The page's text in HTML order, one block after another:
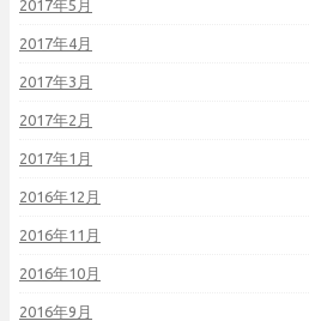
2017年5月
2017年4月
2017年3月
2017年2月
2017年1月
2016年12月
2016年11月
2016年10月
2016年9月